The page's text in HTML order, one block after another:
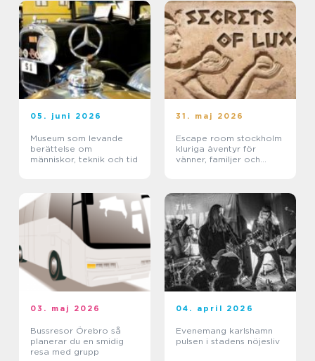
05. juni 2026
Museum som levande
berättelse om
människor, teknik och tid
31. maj 2026
Escape room stockholm
kluriga äventyr för
vänner, familjer och
03. maj 2026
Bussresor Örebro så
planerar du en smidig
resa med grupp
04. april 2026
Evenemang karlshamn
pulsen i stadens nöjesliv